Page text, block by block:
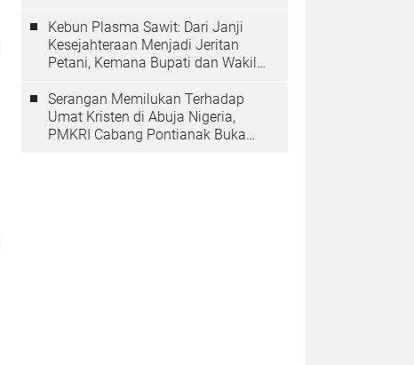
Kebun Plasma Sawit: Dari Janji
Kesejahteraan Menjadi Jeritan
Petani, Kemana Bupati dan Wakil
Serangan Memilukan Terhadap
Umat Kristen di Abuja Nigeria,
PMKRI Cabang Pontianak Buka